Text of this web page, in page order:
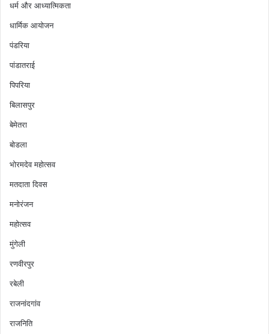
धर्म और आध्यात्मिकता
धार्मिक आयोजन
पंडरिया
पांडातराई
पिपरिया
बिलासपुर
बेमेतरा
बोडला
भोरमदेव महोत्सव
मतदाता दिवस
मनोरंजन
महोत्सव
मुंगेली
रणवीरपुर
रबेली
राजनांदगांव
राजनिति